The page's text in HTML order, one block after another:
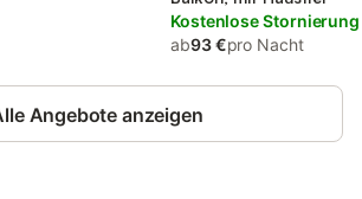
Kostenlose Stornierung
ab93 €pro Nacht
Angebote anzeigen